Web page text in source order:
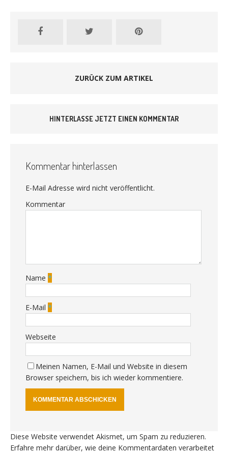
ZURÜCK ZUM ARTIKEL
HINTERLASSE JETZT EINEN KOMMENTAR
Kommentar hinterlassen
E-Mail Adresse wird nicht veröffentlicht.
Kommentar
Name *
E-Mail *
Webseite
Meinen Namen, E-Mail und Website in diesem
Browser speichern, bis ich wieder kommentiere.
Diese Website verwendet Akismet, um Spam zu reduzieren.
Erfahre mehr darüber, wie deine Kommentardaten verarbeitet